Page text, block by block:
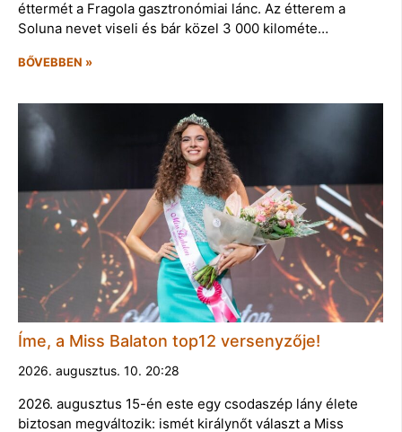
éttermét a Fragola gasztronómiai lánc. Az étterem a
Soluna nevet viseli és bár közel 3 000 kilométe…
BŐVEBBEN »
Íme, a Miss Balaton top12 versenyzője!
2026. augusztus. 10. 20:28
2026. augusztus 15-én este egy csodaszép lány élete
biztosan megváltozik: ismét királynőt választ a Miss